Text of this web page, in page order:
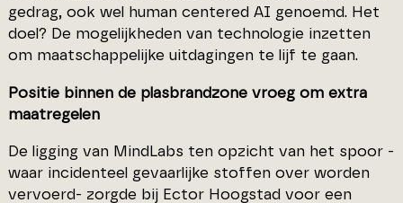
gedrag, ook wel human centered AI genoemd. Het
doel? De mogelijkheden van technologie inzetten
om maatschappelijke uitdagingen te lijf te gaan.
Positie binnen de plasbrandzone vroeg om extra
maatregelen
De ligging van MindLabs ten opzicht van het spoor -
waar incidenteel gevaarlijke stoffen over worden
vervoerd- zorgde bij Ector Hoogstad voor een